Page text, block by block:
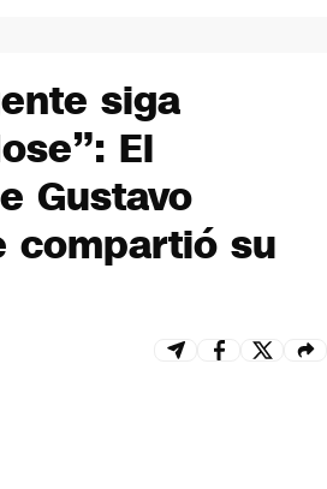
siga
El
Gustavo
compartió su